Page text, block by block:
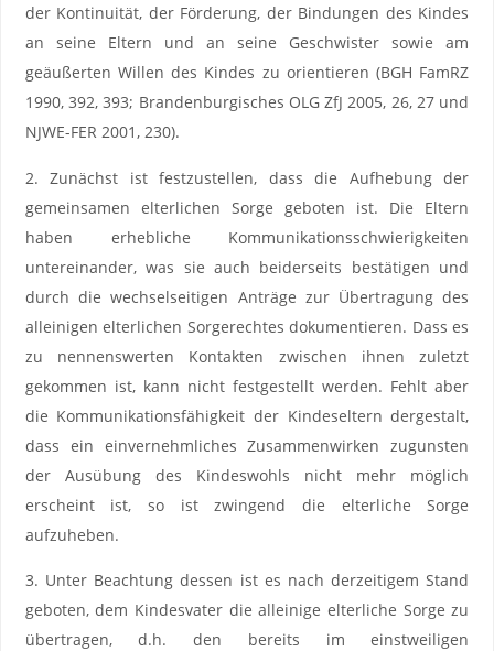
der Kontinuität, der Förderung, der Bindungen des Kindes
an seine Eltern und an seine Geschwister sowie am
geäußerten Willen des Kindes zu orientieren (BGH FamRZ
1990, 392, 393; Brandenburgisches OLG ZfJ 2005, 26, 27 und
NJWE-FER 2001, 230).
2. Zunächst ist festzustellen, dass die Aufhebung der
gemeinsamen elterlichen Sorge geboten ist. Die Eltern
haben erhebliche Kommunikationsschwierigkeiten
untereinander, was sie auch beiderseits bestätigen und
durch die wechselseitigen Anträge zur Übertragung des
alleinigen elterlichen Sorgerechtes dokumentieren. Dass es
zu nennenswerten Kontakten zwischen ihnen zuletzt
gekommen ist, kann nicht festgestellt werden. Fehlt aber
die Kommunikationsfähigkeit der Kindeseltern dergestalt,
dass ein einvernehmliches Zusammenwirken zugunsten
der Ausübung des Kindeswohls nicht mehr möglich
erscheint ist, so ist zwingend die elterliche Sorge
aufzuheben.
3. Unter Beachtung dessen ist es nach derzeitigem Stand
geboten, dem Kindesvater die alleinige elterliche Sorge zu
übertragen, d.h. den bereits im einstweiligen